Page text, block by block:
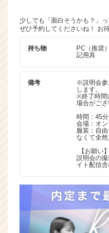
少しでも「面白そうかも？」っ
ぜひ予約してくださいね！ お
持ち物
PC（推奨
記用具
備考
※説明会参
します。
※終了時間
場合がござ
時間：45分
会場：オ
服装：自
なくて全然
【お願い】
説明会の
イト配信含